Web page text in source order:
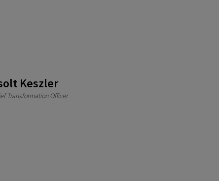
Keszler
Transformation Officer